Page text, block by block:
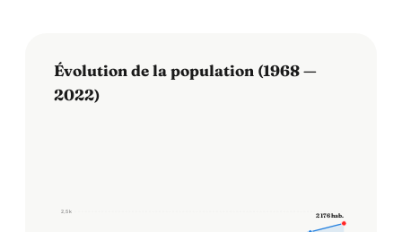
Évolution de la population (1968 —
2022)
2,5 k
2 176 hab.